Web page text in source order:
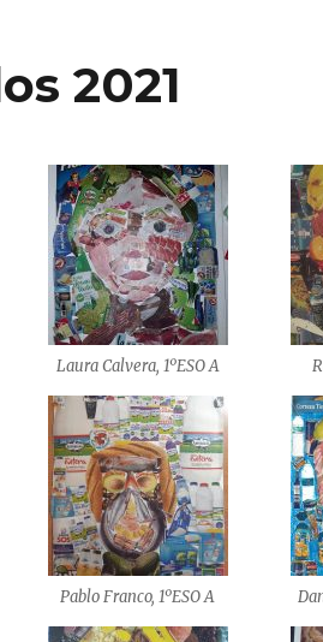
2021
Laura Calvera, 1ºESO A
Pablo Franco, 1ºESO A